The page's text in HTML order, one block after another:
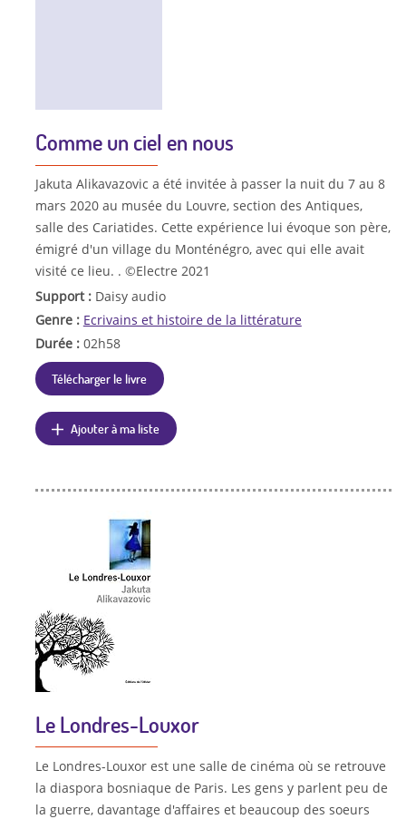
Comme un ciel en nous
Jakuta Alikavazovic a été invitée à passer la nuit du 7 au 8
mars 2020 au musée du Louvre, section des Antiques,
salle des Cariatides. Cette expérience lui évoque son père,
émigré d'un village du Monténégro, avec qui elle avait
visité ce lieu. . ©Electre 2021
Support : Daisy audio
Genre : Ecrivains et histoire de la littérature
Durée : 02h58
Télécharger le livre
Ajouter à ma liste
Le Londres-Louxor
Le Londres-Louxor est une salle de cinéma où se retrouve
la diaspora bosniaque de Paris. Les gens y parlent peu de
la guerre, davantage d'affaires et beaucoup des soeurs